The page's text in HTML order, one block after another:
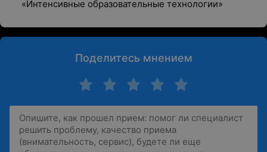
«Интенсивные образовательные технологии»
Поделитесь мнением